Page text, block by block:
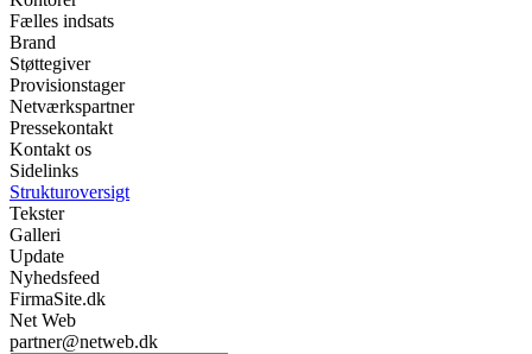
Fælles indsats
Brand
Støttegiver
Provisionstager
Netværkspartner
Pressekontakt
Kontakt os
Sidelinks
Strukturoversigt
Tekster
Galleri
Update
Nyhedsfeed
FirmaSite.dk
Net Web
partner@netweb.dk